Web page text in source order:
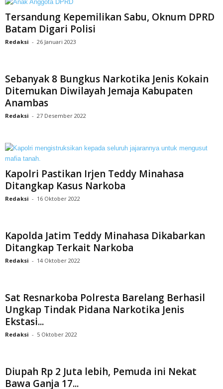
Tersandung Kepemilikan Sabu, Oknum DPRD
Batam Digari Polisi
Redaksi - 26 Januari 2023
Sebanyak 8 Bungkus Narkotika Jenis Kokain
Ditemukan Diwilayah Jemaja Kabupaten
Anambas
Redaksi - 27 Desember 2022
Kapolri Pastikan Irjen Teddy Minahasa
Ditangkap Kasus Narkoba
Redaksi - 16 Oktober 2022
Kapolda Jatim Teddy Minahasa Dikabarkan
Ditangkap Terkait Narkoba
Redaksi - 14 Oktober 2022
Sat Resnarkoba Polresta Barelang Berhasil
Ungkap Tindak Pidana Narkotika Jenis
Ekstasi...
Redaksi - 5 Oktober 2022
Diupah Rp 2 Juta lebih, Pemuda ini Nekat
Bawa Ganja 17...